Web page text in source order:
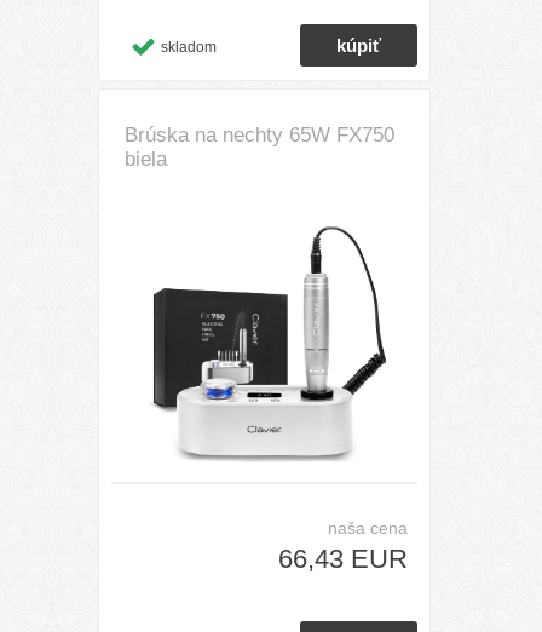
skladom
Brúska na nechty 65W FX750
biela
naša cena
66,43 EUR